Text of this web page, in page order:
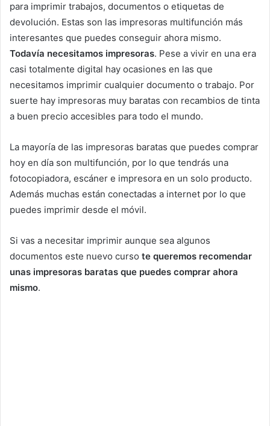
para imprimir trabajos, documentos o etiquetas de
devolución. Estas son las impresoras multifunción más
interesantes que puedes conseguir ahora mismo.
Todavía necesitamos impresoras. Pese a vivir en una era
casi totalmente digital hay ocasiones en las que
necesitamos imprimir cualquier documento o trabajo. Por
suerte hay impresoras muy baratas con recambios de tinta
a buen precio accesibles para todo el mundo.
La mayoría de las impresoras baratas que puedes comprar
hoy en día son multifunción, por lo que tendrás una
fotocopiadora, escáner e impresora en un solo producto.
Además muchas están conectadas a internet por lo que
puedes imprimir desde el móvil.
Si vas a necesitar imprimir aunque sea algunos
documentos este nuevo curso te queremos recomendar
unas impresoras baratas que puedes comprar ahora
mismo.